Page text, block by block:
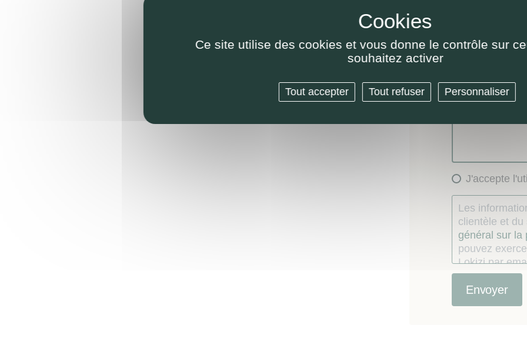
Demande
Message
J'accepte
Les
clientèle et
général sur la
pouvez
Lokizi par
consentement.
Le
étés
Ce site utilise des cookies et vous donne le contrôle sur
souhaitez activer
Tout accepter Tout refuser Personnaliser